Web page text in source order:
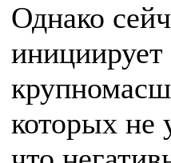
Однако
которых не